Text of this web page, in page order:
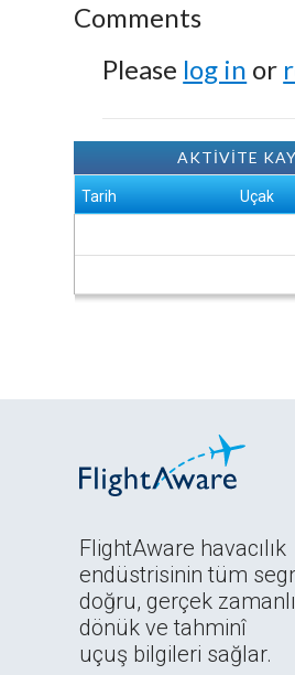
Comments
Please log in or
AKTİVİTE
Tarih Uçak
FlightAware havacılık
endüstrisinin tüm
doğru, gerçek
dönük ve tahminî
uçuş bilgileri sağlar.